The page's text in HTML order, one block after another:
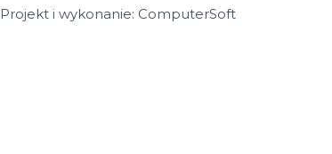
Projekt i wykonanie: ComputerSoft